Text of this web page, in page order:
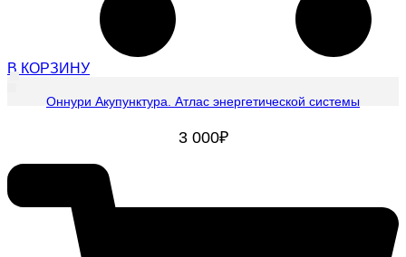
В КОРЗИНУ
Оннури Акупунктура. Атлас энергетической системы
3 000₽